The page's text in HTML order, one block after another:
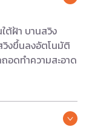
ต้ฝ้า บานสวิง
วิงขึ้นลงอัตโนมัติ
อดทำความสะอาด